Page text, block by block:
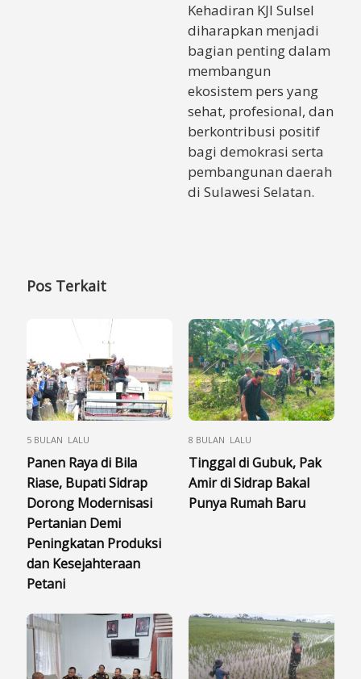
Kehadiran KJI Sulsel
diharapkan menjadi
bagian penting dalam
membangun
ekosistem pers yang
sehat, profesional, dan
berkontribusi positif
bagi demokrasi serta
pembangunan daerah
di Sulawesi Selatan.
Pos Terkait
5 BULAN LALU
Panen Raya di Bila
Riase, Bupati Sidrap
Dorong Modernisasi
Pertanian Demi
Peningkatan Produksi
dan Kesejahteraan
Petani
8 BULAN LALU
Tinggal di Gubuk, Pak
Amir di Sidrap Bakal
Punya Rumah Baru